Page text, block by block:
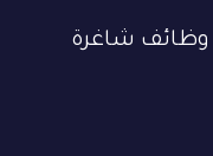
وظائف شاغرة